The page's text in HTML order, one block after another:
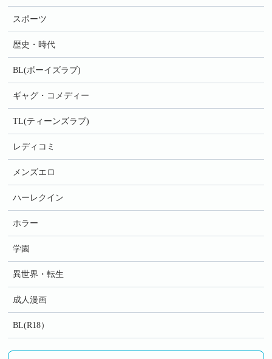
スポーツ
歴史・時代
BL(ボーイズラブ)
ギャグ・コメディー
TL(ティーンズラブ)
レディコミ
メンズエロ
ハーレクイン
ホラー
学園
異世界・転生
成人漫画
BL(R18）